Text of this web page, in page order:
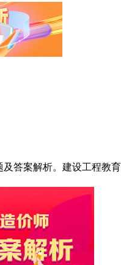
答案解析。建设工程